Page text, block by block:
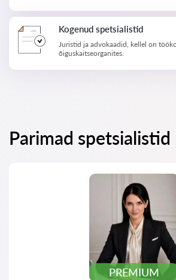
Kogenud spetsialistid
Juristid ja advokaadid, kellel on
õiguskaitseorganites.
Parimad spetsialistid
PREMIUM